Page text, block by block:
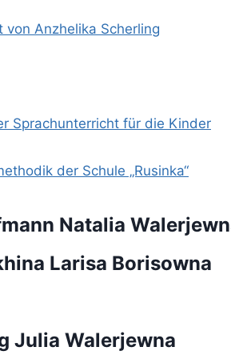
von Anzhelika Scherling
Sprachunterricht für die Kinder
der Schule „Rusinka“
Natalia
Larisa Borisowna
Julia Walerjewna